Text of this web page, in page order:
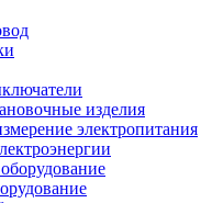
изделия
электропитания